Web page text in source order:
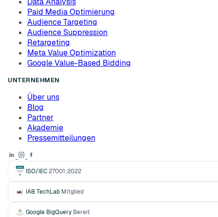
Paid Media Optimierung
Audience Targeting
Audience Suppression
Retargeting
Meta Value Optimization
Google Value-Based Bidding
UNTERNEHMEN
Über uns
Blog
Partner
Akademie
Pressemitteilungen
ISO/IEC27001:2022
IAB TechLab Mitglied
Google BigQuery Bereit